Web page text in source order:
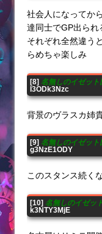
社会人になってか
達同士でGP出られ
それぞれ全然違う
らめちゃ楽しみ
[8] 名無しのイゼット
I3ODk3Nzc
背景のヴラスカ姉
[9] 名無しのイゼット
g3NzE1ODY
このスタンス続く
[10] 名無しのイゼッ
k3NTY3MjE